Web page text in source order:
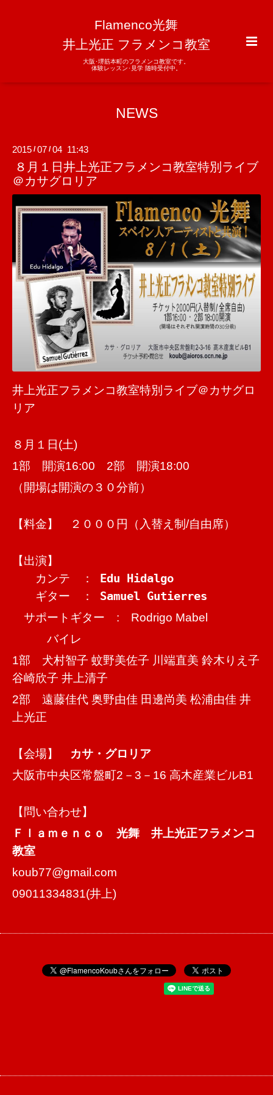
Flamenco光舞
井上光正 フラメンコ教室
大阪･堺筋本町のフラメンコ教室です。
体験レッスン･見学 随時受付中。
NEWS
2015 /07 /04 11:43
８月１日井上光正フラメンコ教室特別ライブ
＠カサグロリア
井上光正フラメンコ教室特別ライブ＠カサグロ
リア
８月１日(土)
1部 開演16:00 2部 開演18:00
（開場は開演の３０分前）
【料金】 ２０００円（入替え制/自由席）
【出演】
カンテ ： Edu Hidalgo
ギター ： Samuel Gutierres
サポートギター : Rodrigo Mabel
バイレ
1部 犬村智子 蚊野美佐子 川端直美 鈴木りえ子
谷崎欣子 井上清子
2部 遠藤佳代 奥野由佳 田邊尚美 松浦由佳 井
上光正
【会場】
カサ・グロリア
大阪市中央区常盤町2－3－16 高木産業ビルB1
【問い合わせ】
Ｆｌａｍｅｎｃｏ 光舞 井上光正フラメンコ
教室
koub77@gmail.com
09011334831(井上)